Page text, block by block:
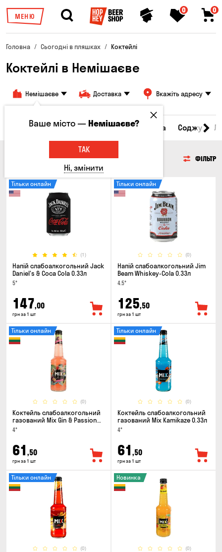
МЕНЮ
0 0
Головна Сьогодні в пляшках Коктейлі
Коктейлі в Немішаєве
Немішаєве Доставка Вкажіть адресу
Вино Віскі Коктейлі Горілка Соджу
КОКТЕЙЛІ ФІЛЬТР
(1)
Тільки онлайн
Напій слабоалкогольний Jack
Daniel's & Coca Cola 0.33л
5°
147,00
грн за 1 шт
(0)
Тільки онлайн
Напій слабоалкогольний Jim
Beam Whiskey-Cola 0.33л
4.5°
125,50
грн за 1 шт
(0)
Тільки онлайн
Коктейль слабоалкогольний
газований Mix Gin & Passion
fruit 0.33л
4°
61 ,50
грн за 1 шт
(0)
Тільки онлайн
Коктейль слабоалкогольний
газований Mix Kamikaze 0.33л
4°
61 ,50
грн за 1 шт
(0)
Тільки онлайн
(0)
Новинка
Ваше місто —Немішаєве?
ТАК
Ні, змінити